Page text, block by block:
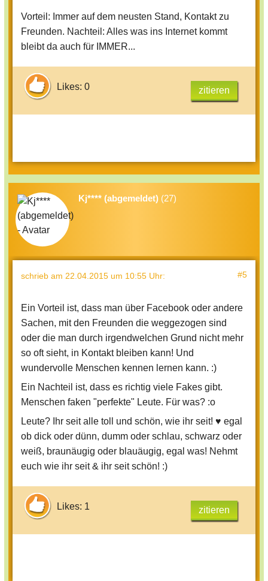
Vorteil: Immer auf dem neusten Stand, Kontakt zu
Freunden. Nachteil: Alles was ins Internet kommt
bleibt da auch für IMMER...
Likes: 0 zitieren
Kj**** (abgemeldet) (27)
schrieb am 22.04.2015 um 10:55 Uhr: #5
Ein Vorteil ist, dass man über Facebook oder andere
Sachen, mit den Freunden die weggezogen sind
oder die man durch irgendwelchen Grund nicht mehr
so oft sieht, in Kontakt bleiben kann! Und
wundervolle Menschen kennen lernen kann. :)
Ein Nachteil ist, dass es richtig viele Fakes gibt.
Menschen faken "perfekte" Leute. Für was? :o
Leute? Ihr seit alle toll und schön, wie ihr seit! ♥ egal
ob dick oder dünn, dumm oder schlau, schwarz oder
weiß, braunäugig oder blauäugig, egal was! Nehmt
euch wie ihr seit & ihr seit schön! :)
Likes: 1 zitieren